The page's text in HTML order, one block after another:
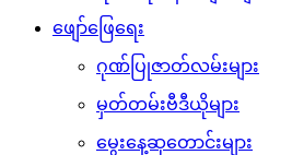
ဖျော်ဖြေရေး
ဂုဏ်ပြုဇာတ်လမ်းများ
မှတ်တမ်းဗီဒီယိုများ
မွေးနေ့ဆုတောင်းများ